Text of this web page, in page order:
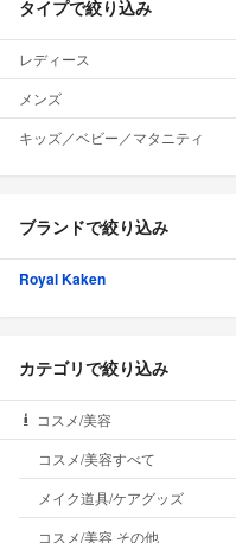
タイプで絞り込み
レディース
メンズ
キッズ／ベビー／マタニティ
ブランドで絞り込み
Royal Kaken
カテゴリで絞り込み
コスメ/美容
コスメ/美容すべて
メイク道具/ケアグッズ
コスメ/美容 その他